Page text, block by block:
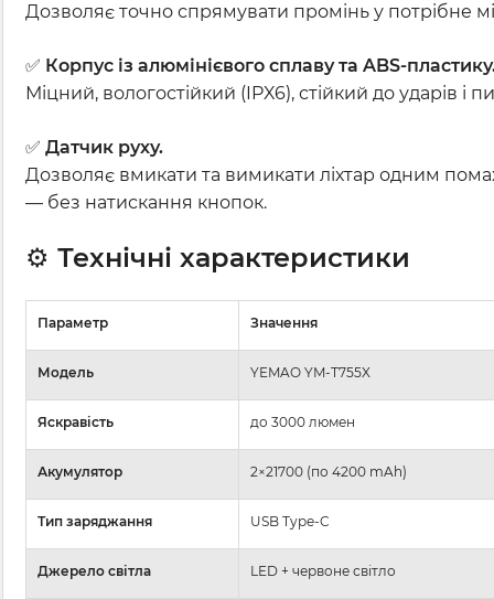
Дозволяє точно спрямувати промінь у потрібне
✅ Корпус із алюмінієвого сплаву та ABS-
Міцний, вологостійкий (IPX6), стійкий до ударів і
✅ Датчик руху.
Дозволяє вмикати та вимикати ліхтар одним
— без натискання кнопок.
⚙️ Технічні характеристики
Параметр Значення
Модель YEMAO YM-T755X
Яскравість до 3000 люмен
Акумулятор 2×21700 (по 4200 mAh)
Тип заряджання USB Type-C
Джерело світла LED + червоне світло